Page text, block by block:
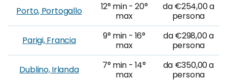
Porto, Portogallo
12° min - 20°
max
da €254,00 a
persona
Parigi, Francia
9° min - 16°
max
da €298,00 a
persona
Dublino, Irlanda
7° min - 14°
max
da €350,00 a
persona